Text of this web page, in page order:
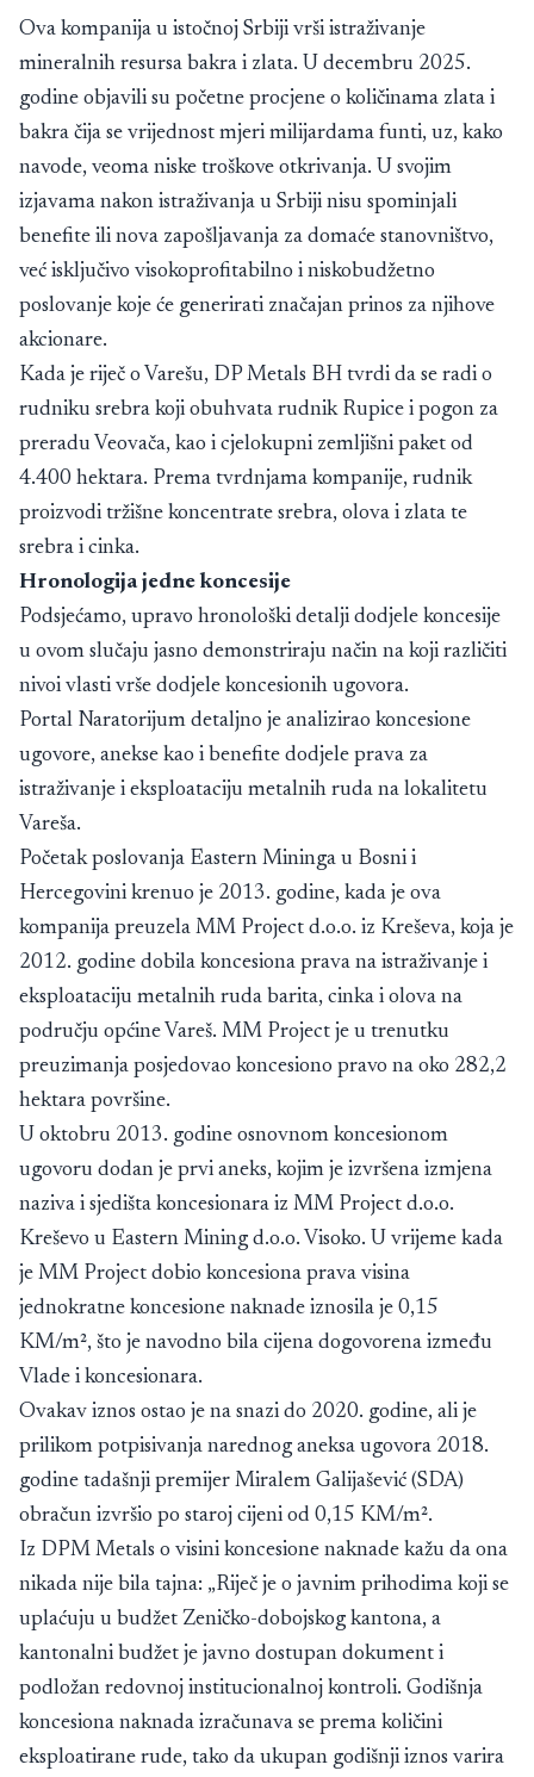
Ova kompanija u istočnoj Srbiji vrši istraživanje
mineralnih resursa bakra i zlata. U decembru 2025.
godine objavili su početne procjene o količinama zlata i
bakra čija se vrijednost mjeri milijardama funti, uz, kako
navode, veoma niske troškove otkrivanja. U svojim
izjavama nakon istraživanja u Srbiji nisu spominjali
benefite ili nova zapošljavanja za domaće stanovništvo,
već isključivo visokoprofitabilno i niskobudžetno
poslovanje koje će generirati značajan prinos za njihove
akcionare.
Kada je riječ o Varešu, DP Metals BH tvrdi da se radi o
rudniku srebra koji obuhvata rudnik Rupice i pogon za
preradu Veovača, kao i cjelokupni zemljišni paket od
4.400 hektara. Prema tvrdnjama kompanije, rudnik
proizvodi tržišne koncentrate srebra, olova i zlata te
srebra i cinka.
Hronologija jedne koncesije
Podsjećamo, upravo hronološki detalji dodjele koncesije
u ovom slučaju jasno demonstriraju način na koji različiti
nivoi vlasti vrše dodjele koncesionih ugovora.
Portal Naratorijum detaljno je analizirao koncesione
ugovore, anekse kao i benefite dodjele prava za
istraživanje i eksploataciju metalnih ruda na lokalitetu
Vareša.
Početak poslovanja Eastern Mininga u Bosni i
Hercegovini krenuo je 2013. godine, kada je ova
kompanija preuzela MM Project d.o.o. iz Kreševa, koja je
2012. godine dobila koncesiona prava na istraživanje i
eksploataciju metalnih ruda barita, cinka i olova na
području općine Vareš. MM Project je u trenutku
preuzimanja posjedovao koncesiono pravo na oko 282,2
hektara površine.
U oktobru 2013. godine osnovnom koncesionom
ugovoru dodan je prvi aneks, kojim je izvršena izmjena
naziva i sjedišta koncesionara iz MM Project d.o.o.
Kreševo u Eastern Mining d.o.o. Visoko. U vrijeme kada
je MM Project dobio koncesiona prava visina
jednokratne koncesione naknade iznosila je 0,15
KM/m², što je navodno bila cijena dogovorena između
Vlade i koncesionara.
Ovakav iznos ostao je na snazi do 2020. godine, ali je
prilikom potpisivanja narednog aneksa ugovora 2018.
godine tadašnji premijer Miralem Galijašević (SDA)
obračun izvršio po staroj cijeni od 0,15 KM/m².
Iz DPM Metals o visini koncesione naknade kažu da ona
nikada nije bila tajna: „Riječ je o javnim prihodima koji se
uplaćuju u budžet Zeničko-dobojskog kantona, a
kantonalni budžet je javno dostupan dokument i
podložan redovnoj institucionalnoj kontroli. Godišnja
koncesiona naknada izračunava se prema količini
eksploatirane rude, tako da ukupan godišnji iznos varira